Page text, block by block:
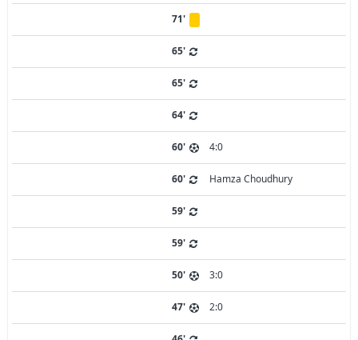
71'
65'
65'
64'
60' 4:0
60' Hamza Choudhury
59'
59'
50' 3:0
47' 2:0